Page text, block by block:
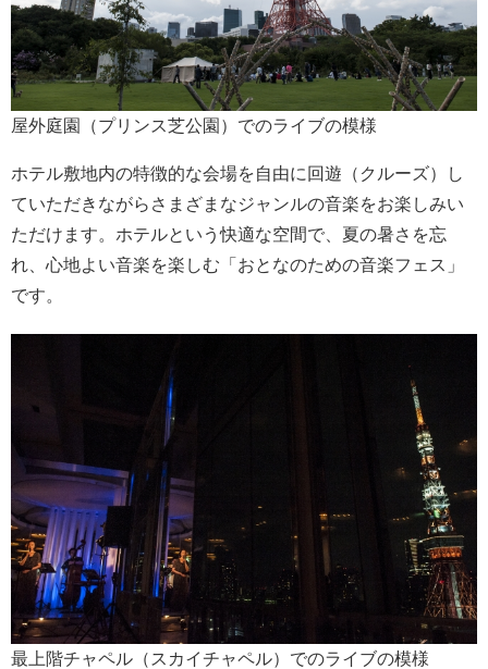
屋外庭園（プリンス芝公園）でのライブの模様
ホテル敷地内の特徴的な会場を自由に回遊（クルーズ）し
ていただきながらさまざまなジャンルの音楽をお楽しみい
ただけます。ホテルという快適な空間で、夏の暑さを忘
れ、心地よい音楽を楽しむ「おとなのための音楽フェス」
です。
最上階チャペル（スカイチャペル）でのライブの模様